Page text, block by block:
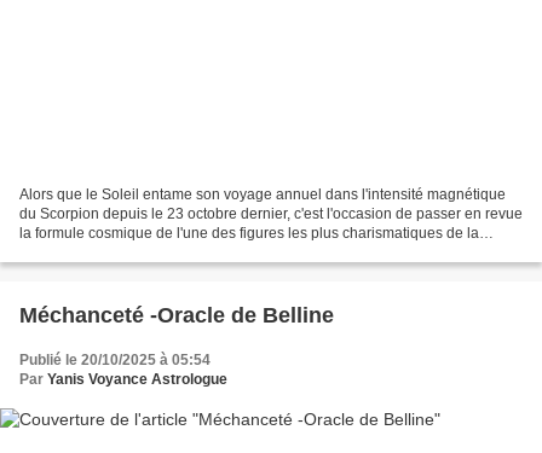
Alors que le Soleil entame son voyage annuel dans l'intensité magnétique
du Scorpion depuis le 23 octobre dernier, c'est l'occasion de passer en revue
la formule cosmique de l'une des figures les plus charismatiques de la
Méchanceté -Oracle de Belline
Publié le 20/10/2025 à 05:54
Par Yanis Voyance Astrologue